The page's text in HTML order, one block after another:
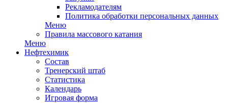
Рекламодателям
Политика обработки персональных данных
Меню
Правила массового катания
Меню
Нефтехимик
Состав
Тренерский штаб
Статистика
Календарь
Игровая форма